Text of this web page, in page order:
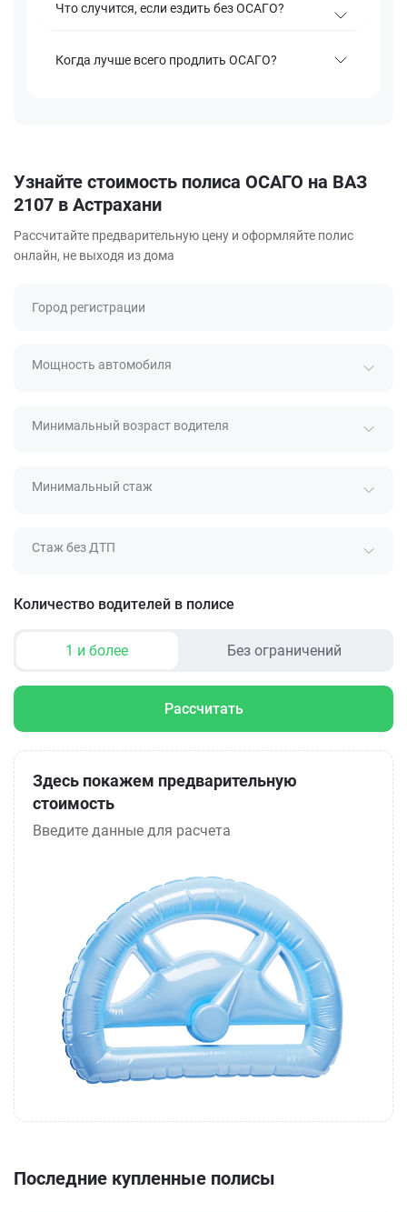
Что случится, если ездить без ОСАГО?
Когда лучше всего продлить ОСАГО?
Узнайте стоимость полиса ОСАГО на ВАЗ
2107 в Астрахани
Рассчитайте предварительную цену и оформляйте полис
онлайн, не выходя из дома
Город регистрации
Мощность автомобиля
Минимальный возраст водителя
Минимальный стаж
Стаж без ДТП
Количество водителей в полисе
1 и более Без ограничений
Рассчитать
Здесь покажем предварительную
стоимость
Введите данные для расчета
Последние купленные полисы